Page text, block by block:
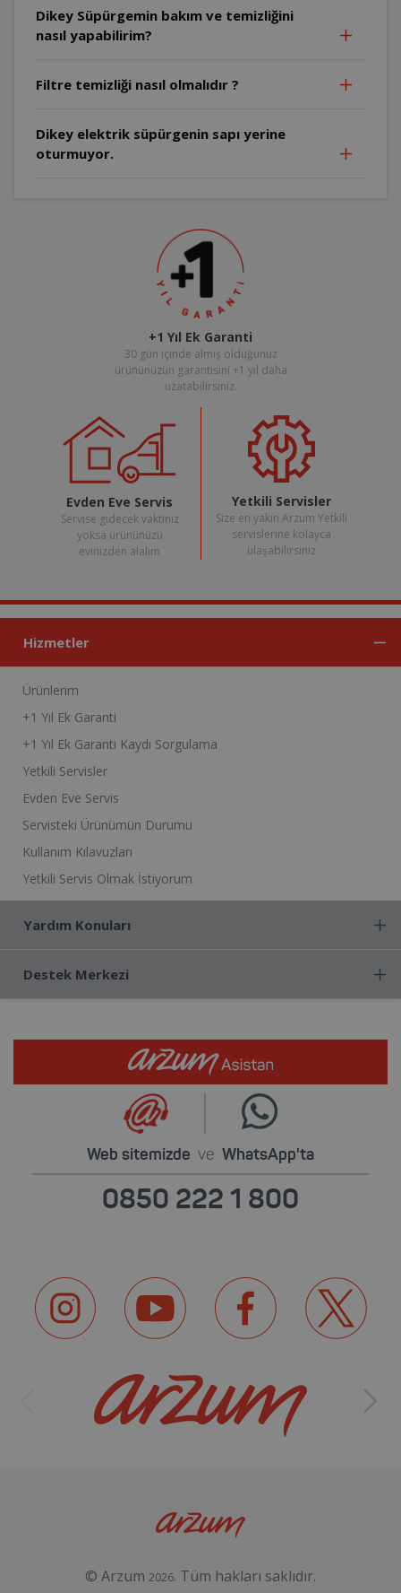
Dikey Süpürgemin bakım ve temizliğini
nasıl yapabilirim?
Filtre temizliği nasıl olmalıdır ?
Dikey elektrik süpürgenin sapı yerine
oturmuyor.
+1 Yıl Ek Garanti
30 gün içinde almış olduğunuz
ürününüzün garantisini +1 yıl daha
uzatabilirsiniz.
Evden Eve Servis
Servise gidecek vaktiniz
yoksa ürününüzü
evinizden alalım
Yetkili Servisler
Size en yakın Arzum Yetkili
servislerine kolayca
ulaşabilirsiniz
Hizmetler
Ürünlerim
+1 Yıl Ek Garanti
+1 Yıl Ek Garanti Kaydı Sorgulama
Yetkili Servisler
Evden Eve Servis
Servisteki Ürünümün Durumu
Kullanım Kılavuzları
Yetkili Servis Olmak İstiyorum
Yardım Konuları
Destek Merkezi
Web sitemizde ve WhatsApp'ta
0850 222 1 800
© Arzum 2026. Tüm hakları saklıdır.